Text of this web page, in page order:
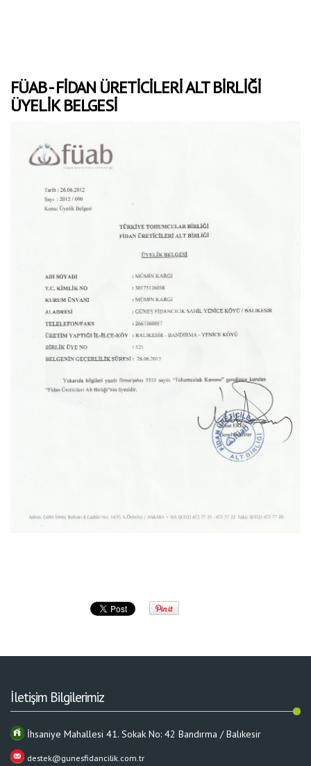
FÜAB - FİDAN ÜRETİCİLERİ ALT BİRLİĞİ
ÜYELİK BELGESİ
İletişim Bilgilerimiz
İhsaniye Mahallesi 41. Sokak No: 42 Bandırma / Balıkesir
destek@gunesfidancilik.com.tr